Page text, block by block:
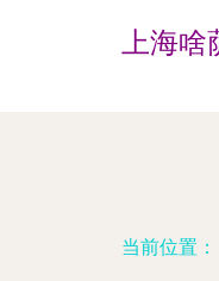
上海
当前位置：